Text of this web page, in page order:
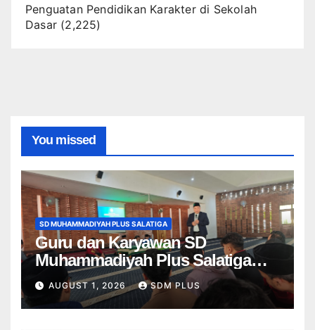
Penguatan Pendidikan Karakter di Sekolah
Dasar (2,225)
You missed
SD MUHAMMADIYAH PLUS SALATIGA
Guru dan Karyawan SD
Muhammadiyah Plus Salatiga
Ikuti Penguatan AIK, Jadikan Al-
Fatihah sebagai Landasan
Bekerja di Muhammadiyah
AUGUST 1, 2026 SDM PLUS